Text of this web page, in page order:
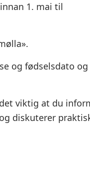
1. mai til
og fødselsdato
viktig at du
diskuterer